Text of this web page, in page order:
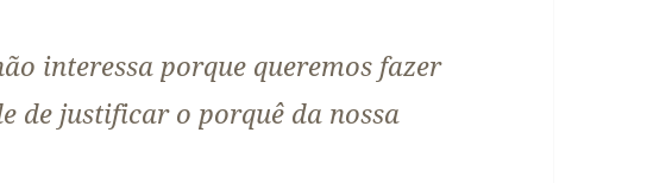
interessa porque queremos fazer
de justificar o porquê da nossa